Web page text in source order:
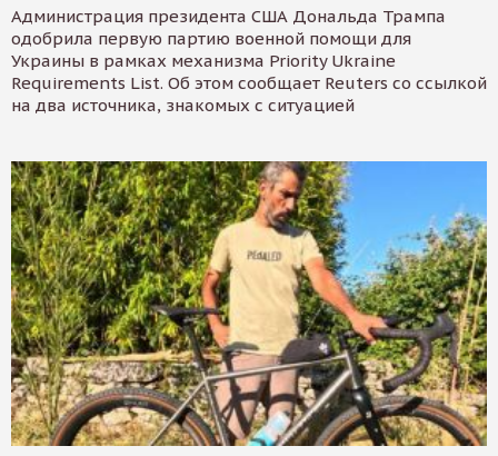
Администрация президента США Дональда Трампа
одобрила первую партию военной помощи для
Украины в рамках механизма Priority Ukraine
Requirements List. Об этом сообщает Reuters со ссылкой
на два источника, знакомых с ситуацией